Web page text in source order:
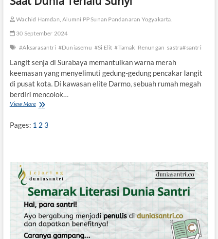
a
i
I
A
G
K
A
Wachid Hamdan, Alumni PP Sunan Pandanaran Yogyakarta.
30 September 2024
#Aksarasantri #Duniasemu #Si Elit #Tamak Renungan sastra#santri
Langit senja di Surabaya memantulkan warna merah
keemasan yang menyelimuti gedung-gedung pencakar langit
di pusat kota. Di kawasan elite Darmo, sebuah rumah megah
berdiri mencolok…
View MoreS
t
a
T
e
r
l
a
l
u
Pages: 1 2 3